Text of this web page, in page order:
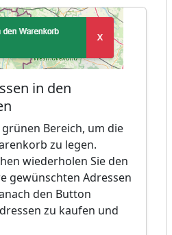
in den
Bereich, um die
zu legen.
wiederholen Sie den
gewünschten Adressen
den Button
zu kaufen und